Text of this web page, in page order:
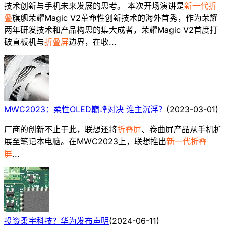
技术创新与手机未来发展的思考。 本次开场演讲是新一代折
叠旗舰荣耀Magic V2革命性创新技术的海外首秀，作为荣耀
两年研发技术和产品构思的集大成者，荣耀Magic V2首度打
破直板机与折叠屏边界，在收...
MWC2023：柔性OLED巅峰对决 谁主沉浮？ (2023-03-01)
厂商的创新不止于此，联想还将折叠屏、卷曲屏产品从手机扩
展至笔记本电脑。在MWC2023上，联想推出新一代折叠
屏...
投资柔宇科技？华为发布声明(2024-06-11)